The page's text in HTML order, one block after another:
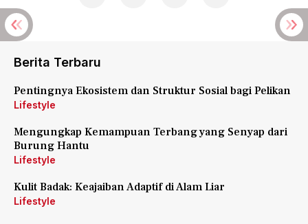
Berita Terbaru
Pentingnya Ekosistem dan Struktur Sosial bagi Pelikan
Lifestyle
Mengungkap Kemampuan Terbang yang Senyap dari
Burung Hantu
Lifestyle
Kulit Badak: Keajaiban Adaptif di Alam Liar
Lifestyle